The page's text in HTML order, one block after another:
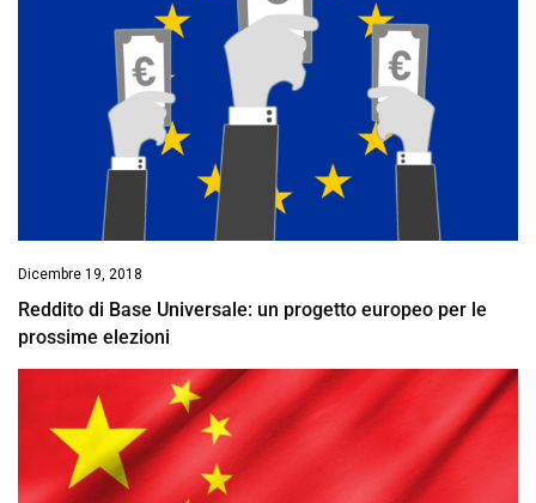
Dicembre 19, 2018
Reddito di Base Universale: un progetto europeo per le
prossime elezioni